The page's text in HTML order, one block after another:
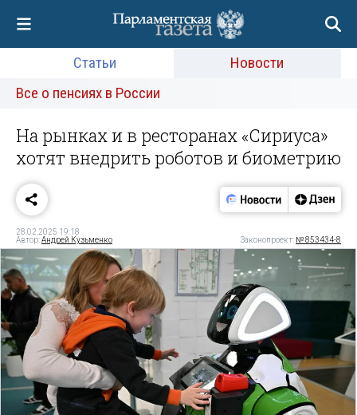
Статьи
Новости
Все о пенсиях в России
На рынках и в ресторанах «Сириуса»
хотят внедрить роботов и биометрию
28.02.2025 19:18
Автор:Андрей Кузьменко Законопроект: № 853434-8